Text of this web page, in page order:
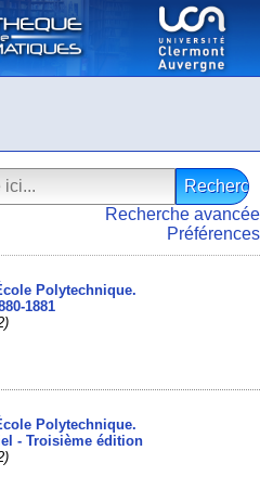
Recherche avancée
Préférences
Polytechnique.
1881
Polytechnique.
- Troisième édition